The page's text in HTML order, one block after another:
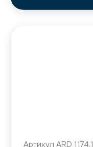
Артикул ARD 1174.1